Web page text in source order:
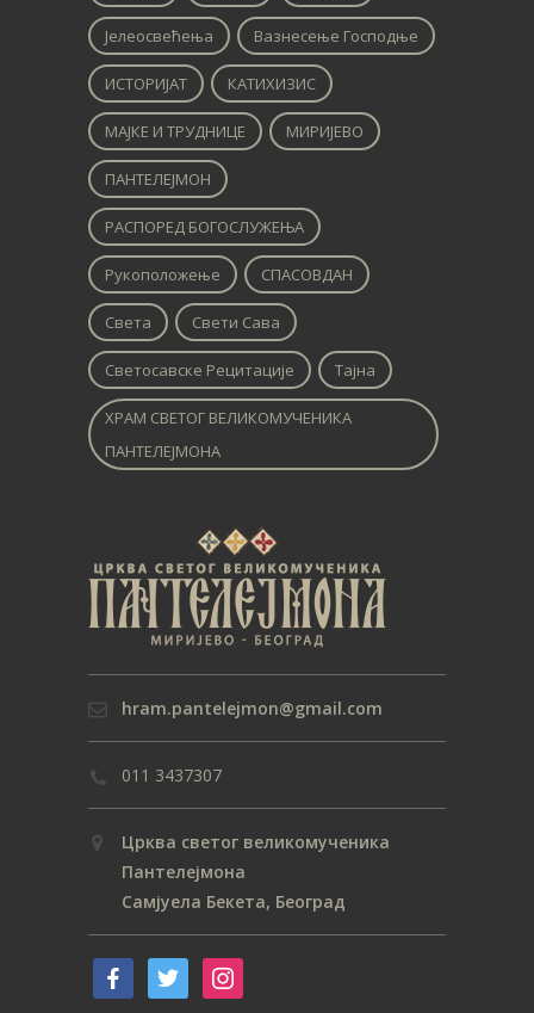
Јелеосвећења Вазнесење Господње
ИСТОРИЈАТ КАТИХИЗИС
МАЈКЕ И ТРУДНИЦЕ МИРИЈЕВО
ПАНТЕЛЕЈМОН
РАСПОРЕД БОГОСЛУЖЕЊА
Рукоположење СПАСОВДАН
Света Свети Сава
Светосавске Рецитације Тајна
ХРАМ СВЕТОГ ВЕЛИКОМУЧЕНИКА
ПАНТЕЛЕЈМОНА
hram.pantelejmon@gmail.com
011 3437307
Црква светог великомученика
Пантелејмона
Самјуела Бекета, Београд